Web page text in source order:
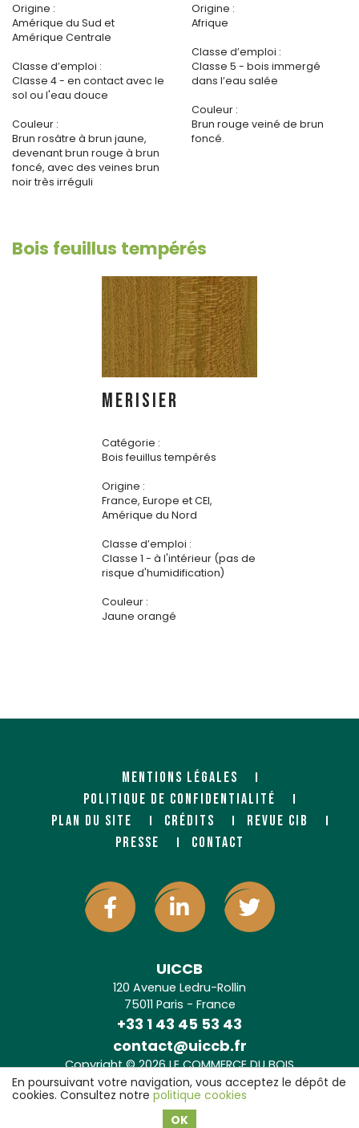
Origine :
Amérique du Sud et
Amérique Centrale
Classe d’emploi :
Classe 4 - en contact avec le
sol ou l'eau douce
Couleur :
Brun rosâtre à brun jaune,
devenant brun rouge à brun
foncé, avec des veines brun
noir très irréguli
Origine :
Afrique
Classe d’emploi :
Classe 5 - bois immergé
dans l’eau salée
Couleur :
Brun rouge veiné de brun
foncé.
Bois feuillus tempérés
MERISIER
Catégorie :
Bois feuillus tempérés
Origine :
France, Europe et CEI,
Amérique du Nord
Classe d’emploi :
Classe 1 - à l'intérieur (pas de
risque d'humidification)
Couleur :
Jaune orangé
MENTIONS LÉGALES
POLITIQUE DE CONFIDENTIALITÉ
PLAN DU SITE
CRÉDITS
REVUE CIB
PRESSE
CONTACT
UICCB
120 Avenue Ledru-Rollin
75011 Paris - France
+33 1 43 45 53 43
contact@uiccb.fr
Copyright © 2026 LE COMMERCE DU BOIS
Agence web Paris: 6LAB
En poursuivant votre navigation, vous acceptez le dépôt de
cookies. Consultez notre politique cookies
OK